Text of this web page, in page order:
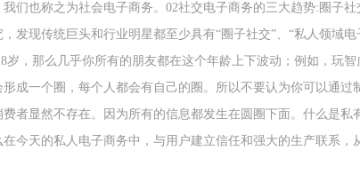
们也称之为社会电子商务。02社交电子商务的三大趋势:圈子
发现传统巨头和行业明星都至少具有“圈子社交”、“私人领域电
岁，那么几乎你所有的朋友都在这个年龄上下波动；例如，玩
成一个圈，每个人都会有自己的圈。所以不要认为你可以通过
者显然不存在。因为所有的信息都发生在圆圈下面。什么是私
今天的私人电子商务中，与用户建立信任和强大的生产联系，